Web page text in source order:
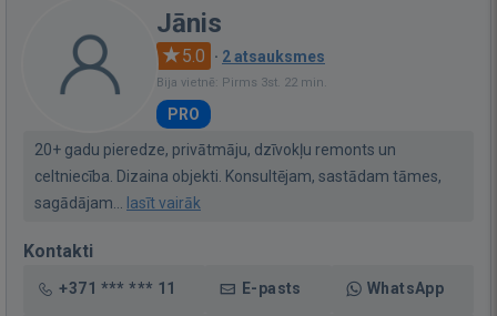
Jānis
5.0 · 2 atsauksmes
Bija vietnē: Pirms 3st. 22 min.
PRO
20+ gadu pieredze, privātmāju, dzīvokļu remonts un
celtniecība. Dizaina objekti. Konsultējam, sastādam tāmes,
sagādājam... lasīt vairāk
Kontakti
+371 *** *** 11 E-pasts WhatsApp